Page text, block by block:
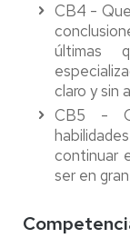
CB4 -
últimas
claro y sin
CB5 -
continuar
ser en